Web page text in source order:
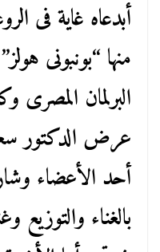
أبدعاه غاية فى
منها “بونبونى
البرلمان المصرى
عرض الدكتور
أحد الأعضاء
بالغناء والتوزيع